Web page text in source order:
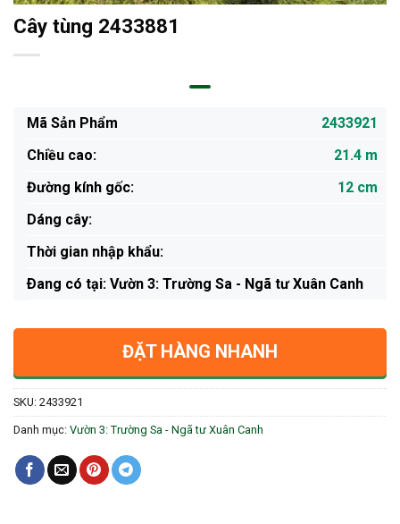
Cây tùng 2433881
Mã Sản Phẩm
2433921
Chiều cao:
21.4 m
Đường kính gốc:
12 cm
Dáng cây:
Thời gian nhập khẩu:
Ðang có tại: Vườn 3: Trường Sa - Ngã tư Xuân Canh
ĐẶT HÀNG NHANH
SKU: 2433921
Danh mục: Vườn 3: Trường Sa - Ngã tư Xuân Canh